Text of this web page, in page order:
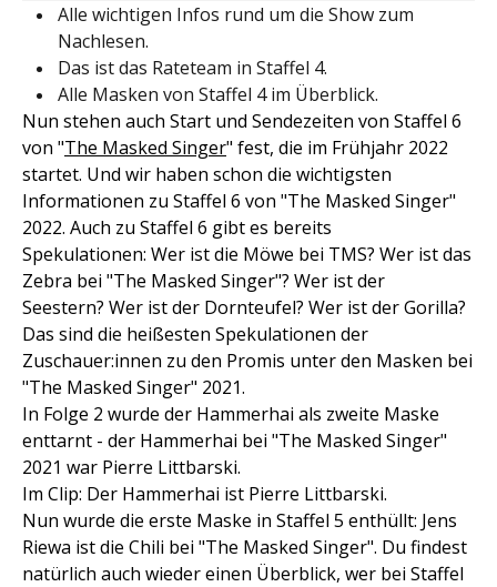
Alle wichtigen Infos rund um die Show zum
Nachlesen.
Das ist das Rateteam in Staffel 4.
Alle Masken von Staffel 4 im Überblick.
Nun stehen auch Start und Sendezeiten von Staffel 6
von "The Masked Singer" fest, die im Frühjahr 2022
startet. Und wir haben schon die wichtigsten
Informationen zu Staffel 6 von "The Masked Singer"
2022. Auch zu Staffel 6 gibt es bereits
Spekulationen: Wer ist die Möwe bei TMS? Wer ist das
Zebra bei "The Masked Singer"? Wer ist der
Seestern? Wer ist der Dornteufel? Wer ist der Gorilla?
Das sind die heißesten Spekulationen der
Zuschauer:innen zu den Promis unter den Masken bei
"The Masked Singer" 2021.
In Folge 2 wurde der Hammerhai als zweite Maske
enttarnt - der Hammerhai bei "The Masked Singer"
2021 war Pierre Littbarski.
Im Clip: Der Hammerhai ist Pierre Littbarski.
Nun wurde die erste Maske in Staffel 5 enthüllt: Jens
Riewa ist die Chili bei "The Masked Singer". Du findest
natürlich auch wieder einen Überblick, wer bei Staffel